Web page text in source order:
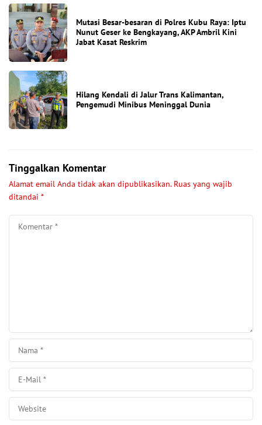
Mutasi Besar-besaran di Polres Kubu Raya: Iptu
Nunut Geser ke Bengkayang, AKP Ambril Kini
Jabat Kasat Reskrim
Hilang Kendali di Jalur Trans Kalimantan,
Pengemudi Minibus Meninggal Dunia
Tinggalkan Komentar
Alamat email Anda tidak akan dipublikasikan. Ruas yang wajib
ditandai *